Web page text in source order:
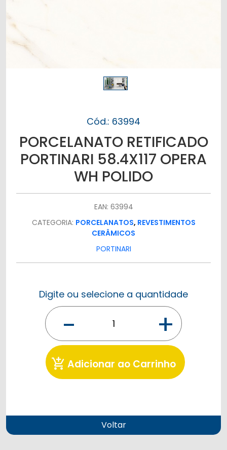
Cód.: 63994
PORCELANATO RETIFICADO
PORTINARI 58.4X117 OPERA
WH POLIDO
EAN: 63994
CATEGORIA: PORCELANATOS, REVESTIMENTOS
CERÂMICOS
PORTINARI
Digite ou selecione a quantidade
- +
add_shopping_cart Adicionar ao Carrinho
Voltar